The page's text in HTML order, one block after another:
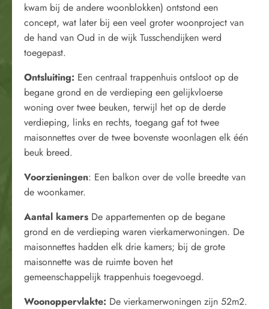
kwam bij de andere woonblokken) ontstond een
concept, wat later bij een veel groter woonproject van
de hand van Oud in de wijk Tusschendijken werd
toegepast.
Ontsluiting: Een centraal trappenhuis ontsloot op de
begane grond en de verdieping een gelijkvloerse
woning over twee beuken, terwijl het op de derde
verdieping, links en rechts, toegang gaf tot twee
maisonnettes over de twee bovenste woonlagen elk één
beuk breed.
Voorzieningen: Een balkon over de volle breedte van
de woonkamer.
Aantal kamers De appartementen op de begane
grond en de verdieping waren vierkamerwoningen. De
maisonnettes hadden elk drie kamers; bij de grote
maisonnette was de ruimte boven het
gemeenschappelijk trappenhuis toegevoegd.
Woonoppervlakte: De vierkamerwoningen zijn 52m2.